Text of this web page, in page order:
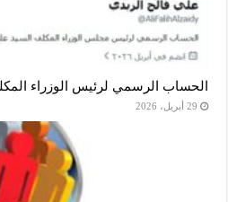
الحساب الرسمي لرئيس الوزراء
29 أبريل، 2026